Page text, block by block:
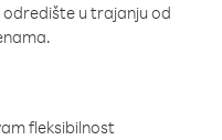
odredište u trajanju od
fleksibilnost